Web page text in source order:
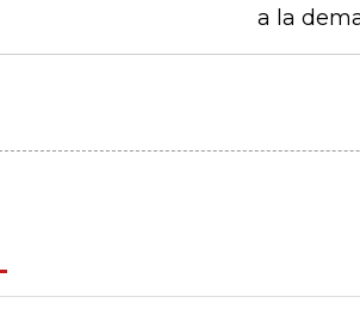
a la